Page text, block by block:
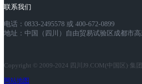
联系我们
电话：0833-2495578 或 400-672-0899
地址：中国（四川）自由贸易试验区成都市
Copyright © 2009-2024 四川J9.COM(中国区)·集
网站地图